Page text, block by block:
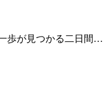
歩が見つかる二日間…